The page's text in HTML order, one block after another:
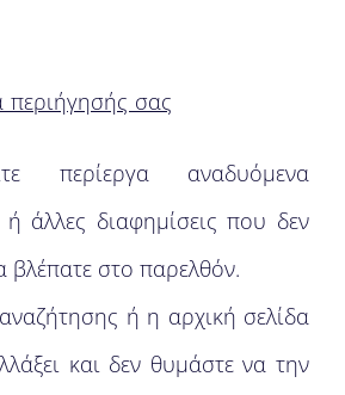
σας
περίεργα αναδυόμενα
άλλες διαφημίσεις που δεν
βλέπατε στο παρελθόν.
ή η αρχική σελίδα
και δεν θυμάστε να την